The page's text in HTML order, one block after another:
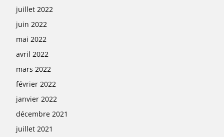
juillet 2022
juin 2022
mai 2022
avril 2022
mars 2022
février 2022
janvier 2022
décembre 2021
juillet 2021